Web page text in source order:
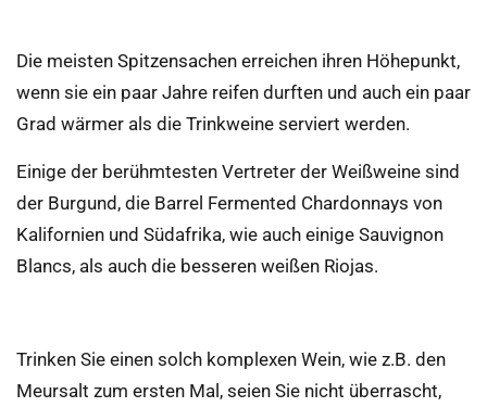
Die meisten Spitzensachen erreichen ihren Höhepunkt,
wenn sie ein paar Jahre reifen durften und auch ein paar
Grad wärmer als die Trinkweine serviert werden.
Einige der berühmtesten Vertreter der Weißweine sind
der Burgund, die Barrel Fermented Chardonnays von
Kalifornien und Südafrika, wie auch einige Sauvignon
Blancs, als auch die besseren weißen Riojas.
Trinken Sie einen solch komplexen Wein, wie z.B. den
Meursalt zum ersten Mal, seien Sie nicht überrascht,